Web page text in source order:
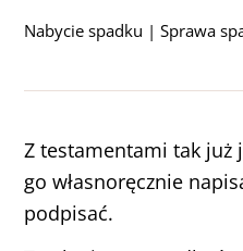
Nabycie spadku |Sprawa
Z testamentami tak już
go własnoręcznie
podpisać.